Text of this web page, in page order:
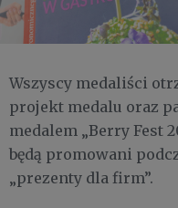
Wszyscy medaliści
projekt medalu oraz
medalem „Berry Fest
będą promowani
„prezenty dla firm”.